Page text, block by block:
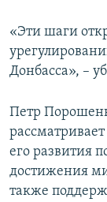
«Эти шаги
Донбасса», –
Петр
его развития
достижения
также